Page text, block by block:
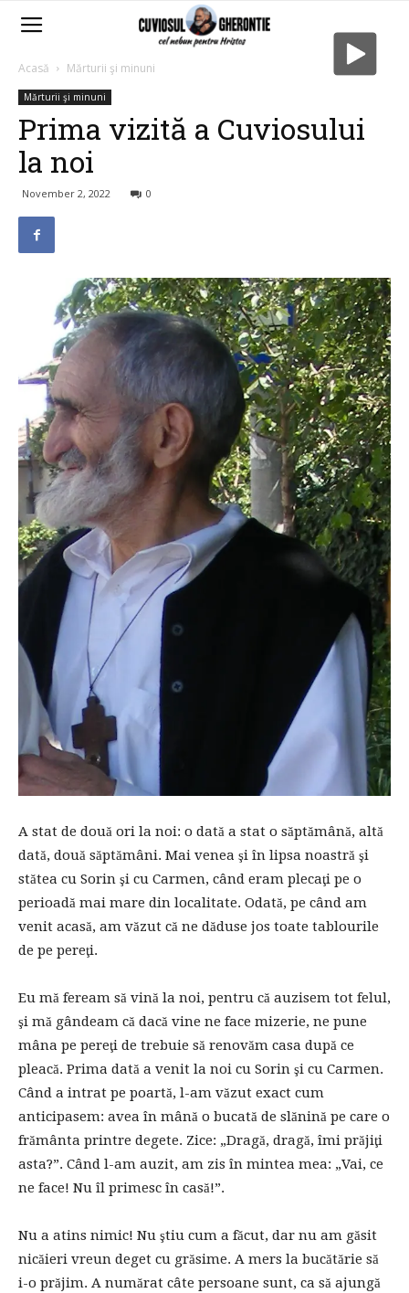
Acasă Mărturii şi minuni
Mărturii şi minuni
Prima vizită a Cuviosului
la noi
November 2, 2022 0
A stat de două ori la noi: o dată a stat o săptămână, altă
dată, două săptămâni. Mai venea şi în lipsa noastră şi
stătea cu Sorin şi cu Carmen, când eram plecaţi pe o
perioadă mai mare din localitate. Odată, pe când am
venit acasă, am văzut că ne dăduse jos toate tablourile
de pe pereţi.
Eu mă feream să vină la noi, pentru că auzisem tot felul,
şi mă gândeam că dacă vine ne face mizerie, ne pune
mâna pe pereţi de trebuie să renovăm casa după ce
pleacă. Prima dată a venit la noi cu Sorin şi cu Carmen.
Când a intrat pe poartă, l-am văzut exact cum
anticipasem: avea în mână o bucată de slănină pe care o
frământa printre degete. Zice: „Dragă, dragă, îmi prăjiţi
asta?”. Când l-am auzit, am zis în mintea mea: „Vai, ce
ne face! Nu îl primesc în casă!”.
Nu a atins nimic! Nu ştiu cum a făcut, dar nu am găsit
nicăieri vreun deget cu grăsime. A mers la bucătărie să
i-o prăjim. A numărat câte persoane sunt, ca să ajungă